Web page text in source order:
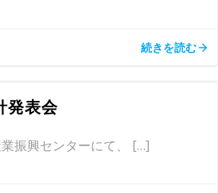
続きを読む
発表会
振興センターにて、 […]